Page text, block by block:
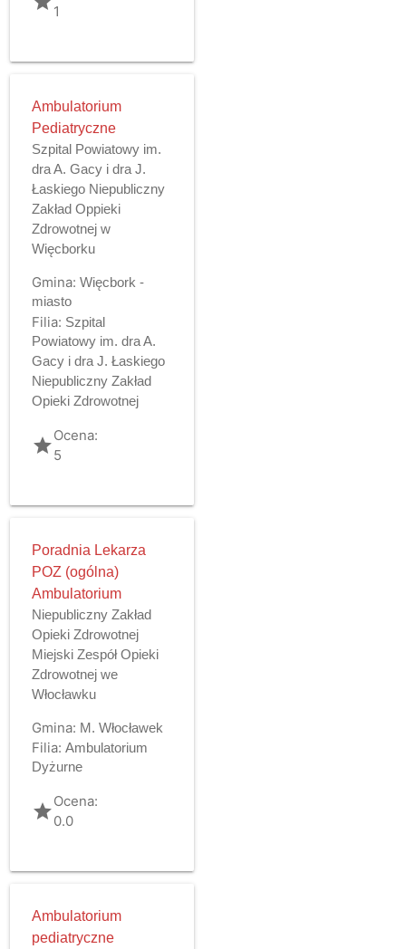
1
Ambulatorium
Pediatryczne
Szpital Powiatowy im.
dra A. Gacy i dra J.
Łaskiego Niepubliczny
Zakład Oppieki
Zdrowotnej w
Więcborku
Gmina: Więcbork -
miasto
Filia: Szpital
Powiatowy im. dra A.
Gacy i dra J. Łaskiego
Niepubliczny Zakład
Opieki Zdrowotnej
gradeOcena:
5
Poradnia Lekarza
POZ (ogólna)
Ambulatorium
Niepubliczny Zakład
Opieki Zdrowotnej
Miejski Zespół Opieki
Zdrowotnej we
Włocławku
Gmina: M. Włocławek
Filia: Ambulatorium
Dyżurne
gradeOcena:
0.0
Ambulatorium
pediatryczne